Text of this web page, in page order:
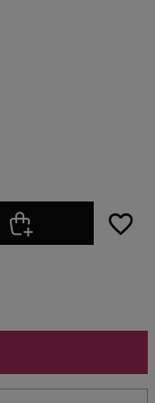
favorite_border